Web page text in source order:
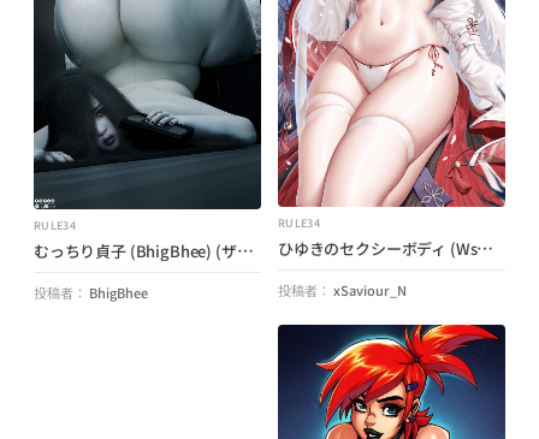
RULE34
ひゆきのセクシーボディ (WsMan) (Wuthering Waves)
投稿者： xSaviour_N
RULE34
むっちり貞子 (BhigBhee) (ザ・リング)
投稿者： BhigBhee